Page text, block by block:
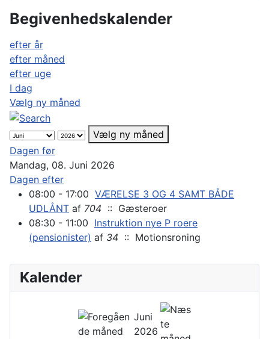
Begivenhedskalender
efter år
efter måned
efter uge
I dag
Vælg ny måned
Vælg ny måned
Dagen før
Mandag, 08. Juni 2026
Dagen efter
08:00 - 17:00 VÆRELSE 3 OG 4 SAMT BÅDE
UDLÅNT af 704 :: Gæsteroer
08:30 - 11:00 Instruktion nye P roere
(pensionister) af 34 :: Motionsroning
Kalender
Juni
2026